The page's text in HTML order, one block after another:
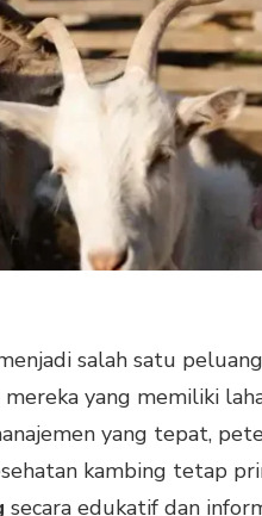
salah satu
yang memiliki
yang tepat,
kambing tetap
secara edukatif dan